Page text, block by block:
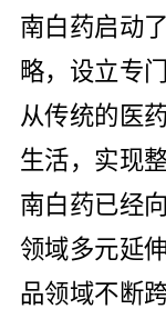
南白药启动
略，设立专
从传统的医
生活，实现
南白药已经
领域多元延
品领域不断